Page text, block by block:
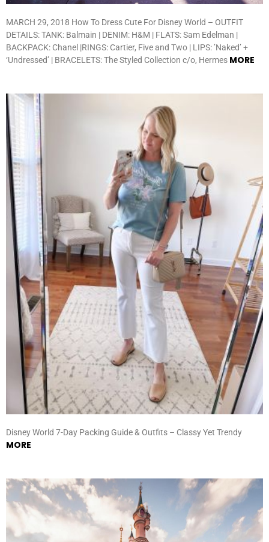
MARCH 29, 2018 How To Dress Cute For Disney World – OUTFIT
DETAILS: TANK: Balmain | DENIM: H&M | FLATS: Sam Edelman |
BACKPACK: Chanel |RINGS: Cartier, Five and Two | LIPS: ’Naked’ +
‘Undressed’ | BRACELETS: The Styled Collection c/o, Hermes MORE
Disney World 7-Day Packing Guide & Outfits – Classy Yet Trendy
MORE